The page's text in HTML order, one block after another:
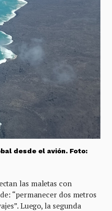
desde el avión. Foto:
las maletas con
“permanecer dos metros
Luego, la segunda